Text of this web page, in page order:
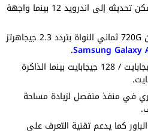
نظام التشغيل اندرويد 10 يمكن تحديثه إلى اندرويد 12 بينما واجهة
المعالج كوالكم سناب دراجون 720G ثماني النواة بتردد 2.3 جيجاهرتز
Samsung Galaxy
.
الذاكرة الداخلية بسعة 64 جيجابايت / 128 جيجابايت بينما الذاكرة
في منفذ منفصل لزيادة مساحة
كما يدعم تقنية التعرف على